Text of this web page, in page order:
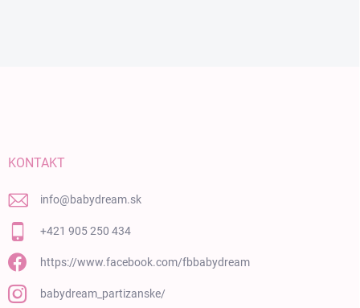
KONTAKT
info@babydream.sk
+421 905 250 434
https://www.facebook.com/fbbabydream
babydream_partizanske/